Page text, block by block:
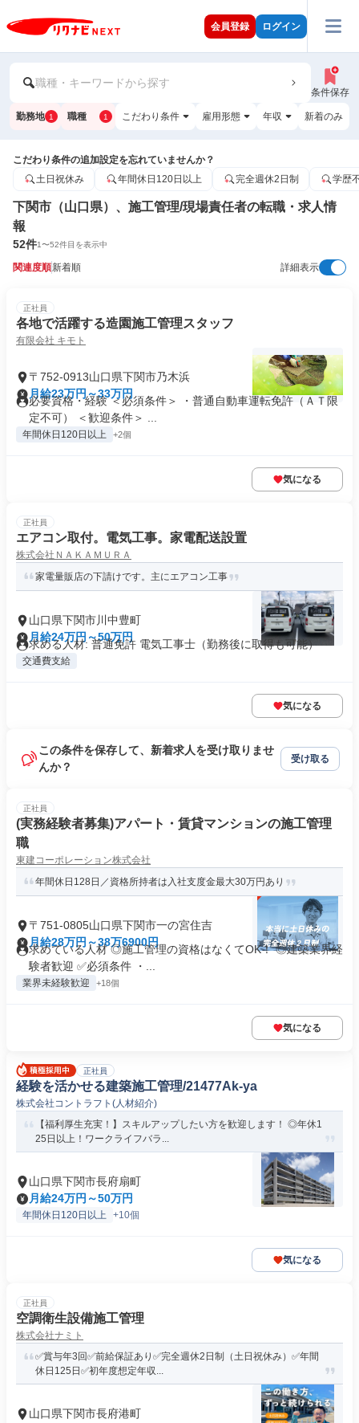
会員登録 ログイン
職種・キーワードから探す
条件保存
勤務地 1 職種 1 こだわり条件 雇用形態 年収 新着のみ
こだわり条件の追加設定を忘れていませんか？
土日祝休み
年間休日120日以上 完全週休2日制 学歴
下関市（山口県）、施工管理/現場責任者の転職・求人情
報
52件1〜52件目を表示中
関連度順新着順 詳細表示
正社員
各地で活躍する造園施工管理スタッフ
有限会社 キモト
〒752-0913山口県下関市乃木浜
月給23万円～33万円
必要資格・経験 ＜必須条件＞ ・普通自動車運転免許（ＡＴ限
定不可） ＜歓迎条件＞ ...
年間休日120日以上 +2個
気になる
正社員
エアコン取付。電気工事。家電配送設置
株式会社ＮＡＫＡＭＵＲＡ
家電量販店の下請けです。主にエアコン工事
山口県下関市川中豊町
月給24万円～50万円
求める人材: 普通免許 電気工事士（勤務後に取得も可能）
交通費支給
気になる
この条件を保存して、新着求人を受け取りませ
んか？
受け取る
正社員
(実務経験者募集)アパート・賃貸マンションの施工管理
職
東建コーポレーション株式会社
年間休日128日／資格所持者は入社支度金最大30万円あり
〒751-0805山口県下関市一の宮住吉
月給28万円～38万6900円
求めている人材 ◎施工管理の資格はなくてOK！ ◎建築業界経
験者歓迎 ✅必須条件 ・...
業界未経験歓迎 +18個
気になる
正社員
経験を活かせる建築施工管理/21477Ak-ya
株式会社コントラフト(人材紹介)
【福利厚生充実！】スキルアップしたい方を歓迎します！ ◎年休1
25日以上！ワークライフバラ...
山口県下関市長府扇町
月給24万円～50万円
年間休日120日以上 +10個
気になる
正社員
空調衛生設備施工管理
株式会社ナミト
✅賞与年3回✅前給保証あり✅完全週休2日制（土日祝休み）✅年間
休日125日✅初年度想定年収...
山口県下関市長府港町